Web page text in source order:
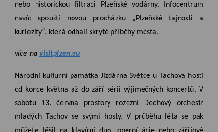
nebo historickou filtraci Plzeňské vodárny. Infocentrum
navíc spouští novou procházku „Plzeňské tajnosti a
kuriozity“, která odhalí skryté příběhy města.
více na visitplzen.eu
Národní kulturní památka Jízdárna Světce u Tachova hostí
od konce května až do září sérii výjimečných koncertů. V
sobotu 13. června prostory rozezní Dechový orchestr
mladých Tachov se svými hosty. V průběhu léta se pak
můžete těšit na klavírní duo, operní árie nebo zářijové